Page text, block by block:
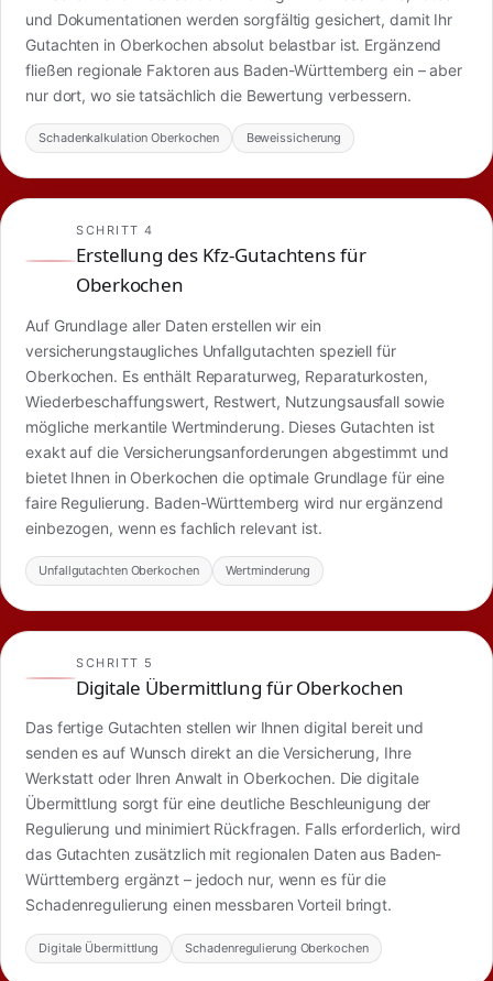
und Dokumentationen werden sorgfältig gesichert, damit Ihr
Gutachten in Oberkochen absolut belastbar ist. Ergänzend
fließen regionale Faktoren aus Baden-Württemberg ein – aber
nur dort, wo sie tatsächlich die Bewertung verbessern.
Schadenkalkulation Oberkochen Beweissicherung
SCHRITT 4
Erstellung des Kfz-Gutachtens für
Oberkochen
Auf Grundlage aller Daten erstellen wir ein
versicherungstaugliches Unfallgutachten speziell für
Oberkochen. Es enthält Reparaturweg, Reparaturkosten,
Wiederbeschaffungswert, Restwert, Nutzungsausfall sowie
mögliche merkantile Wertminderung. Dieses Gutachten ist
exakt auf die Versicherungsanforderungen abgestimmt und
bietet Ihnen in Oberkochen die optimale Grundlage für eine
faire Regulierung. Baden-Württemberg wird nur ergänzend
einbezogen, wenn es fachlich relevant ist.
Unfallgutachten Oberkochen Wertminderung
SCHRITT 5
Digitale Übermittlung für Oberkochen
Das fertige Gutachten stellen wir Ihnen digital bereit und
senden es auf Wunsch direkt an die Versicherung, Ihre
Werkstatt oder Ihren Anwalt in Oberkochen. Die digitale
Übermittlung sorgt für eine deutliche Beschleunigung der
Regulierung und minimiert Rückfragen. Falls erforderlich, wird
das Gutachten zusätzlich mit regionalen Daten aus Baden-
Württemberg ergänzt – jedoch nur, wenn es für die
Schadenregulierung einen messbaren Vorteil bringt.
Digitale Übermittlung Schadenregulierung Oberkochen